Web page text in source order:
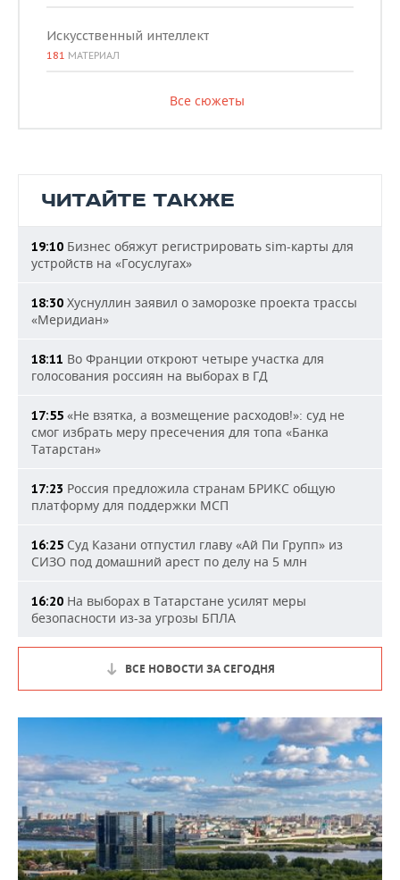
Искусственный интеллект
181 МАТЕРИАЛ
Все сюжеты
ЧИТАЙТЕ ТАКЖЕ
19:10 Бизнес обяжут регистрировать sim-карты для
устройств на «Госуслугах»
18:30 Хуснуллин заявил о заморозке проекта трассы
«Меридиан»
18:11 Во Франции откроют четыре участка для
голосования россиян на выборах в ГД
17:55 «Не взятка, а возмещение расходов!»: суд не
смог избрать меру пресечения для топа «Банка
Татарстан»
17:23 Россия предложила странам БРИКС общую
платформу для поддержки МСП
16:25 Суд Казани отпустил главу «Ай Пи Групп» из
СИЗО под домашний арест по делу на 5 млн
16:20 На выборах в Татарстане усилят меры
безопасности из-за угрозы БПЛА
ВСЕ НОВОСТИ ЗА СЕГОДНЯ